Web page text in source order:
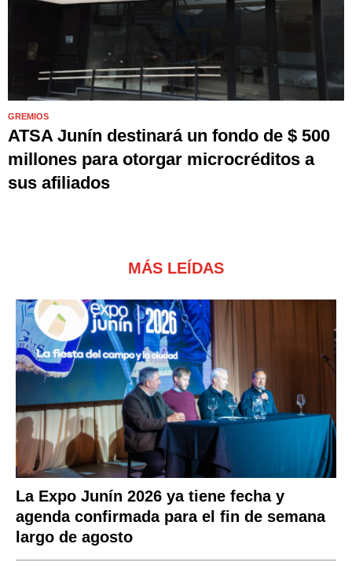
GREMIOS
ATSA Junín destinará un fondo de $ 500
millones para otorgar microcréditos a
sus afiliados
MÁS LEÍDAS
La Expo Junín 2026 ya tiene fecha y
agenda confirmada para el fin de semana
largo de agosto